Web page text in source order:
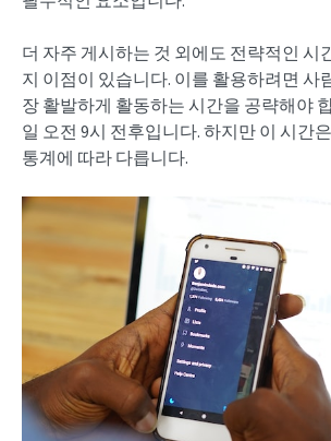
더 자주 게시하는 것 외에도 전략적인 시
지 이점이 있습니다. 이를 활용하려면 사
장 활발하게 활동하는 시간을 공략해야
일 오전 9시 전후입니다. 하지만 이 시간
통계에 따라 다릅니다.